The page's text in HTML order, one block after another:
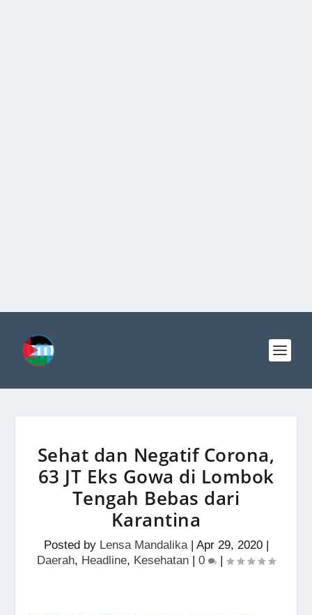
Sehat dan Negatif Corona,
63 JT Eks Gowa di Lombok
Tengah Bebas dari
Karantina
Posted by Lensa Mandalika| Apr 29, 2020|
Daerah, Headline, Kesehatan | 0 |